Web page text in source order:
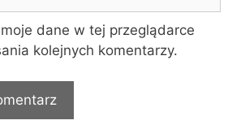
dane w tej przeglądarce
kolejnych komentarzy.